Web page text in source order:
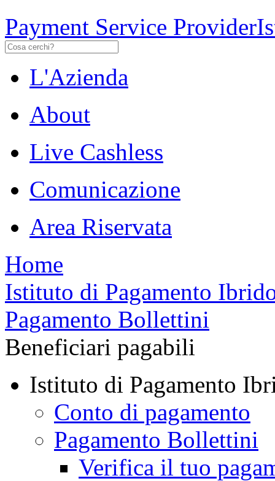
Payment Service Provider
L'Azienda
About
Live Cashless
Comunicazione
Area Riservata
Home
Istituto di Pagamento
Pagamento Bollettini
Beneficiari pagabili
Istituto di Pagamento
Conto di pagamento
Pagamento Bollettini
Verifica il tuo